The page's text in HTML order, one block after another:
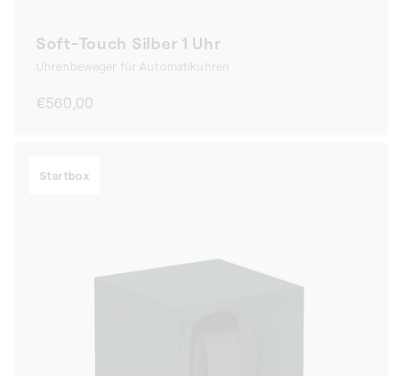
Soft-Touch Silber 1 Uhr
Uhrenbeweger für Automatikuhren
Normaler
€560,00
Startbox